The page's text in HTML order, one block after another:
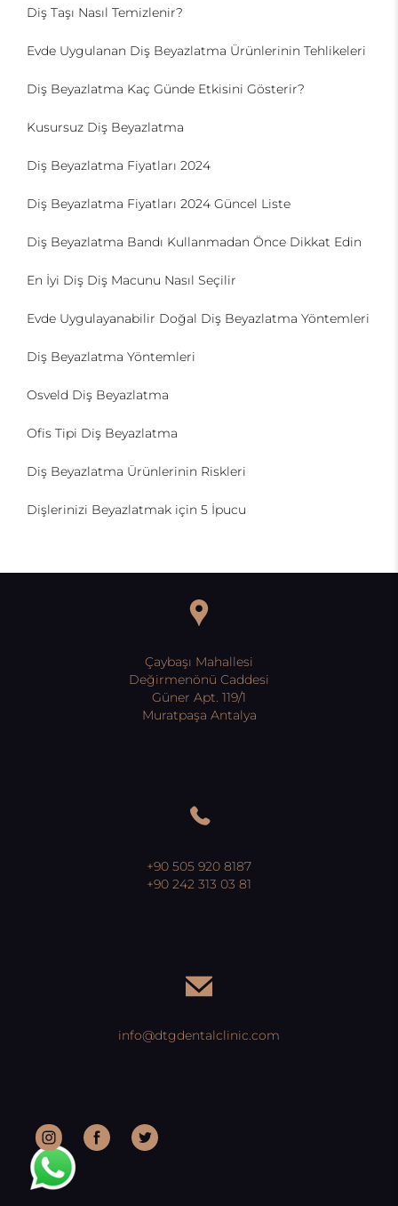
Diş Taşı Nasıl Temizlenir?
Evde Uygulanan Diş Beyazlatma Ürünlerinin Tehlikeleri
Diş Beyazlatma Kaç Günde Etkisini Gösterir?
Kusursuz Diş Beyazlatma
Diş Beyazlatma Fiyatları 2024
Diş Beyazlatma Fiyatları 2024 Güncel Liste
Diş Beyazlatma Bandı Kullanmadan Önce Dikkat Edin
En İyi Diş Diş Macunu Nasıl Seçilir
Evde Uygulayanabilir Doğal Diş Beyazlatma Yöntemleri
Diş Beyazlatma Yöntemleri
Osveld Diş Beyazlatma
Ofis Tipi Diş Beyazlatma
Diş Beyazlatma Ürünlerinin Riskleri
Dişlerinizi Beyazlatmak için 5 İpucu
Çaybaşı Mahallesi
Değirmenönü Caddesi
Güner Apt. 119/1
Muratpaşa Antalya
+90 505 920 8187
+90 242 313 03 81
info@dtgdentalclinic.com